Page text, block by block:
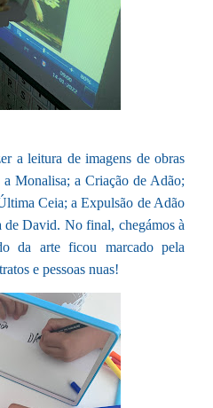
a leitura de imagens de obras
a Monalisa; a Criação de Adão;
Ceia; a Expulsão de Adão
de David. No final, chegámos à
da arte ficou marcado pela
e pessoas nuas!